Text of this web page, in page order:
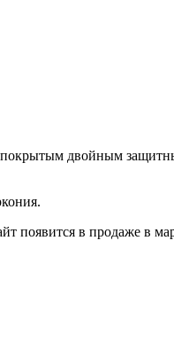
двойным
появится в продаже в